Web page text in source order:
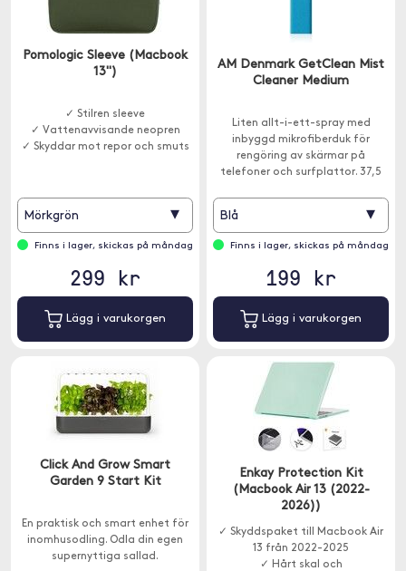
Pomologic Sleeve (Macbook
13")
✓ Stilren sleeve
✓ Vattenavvisande neopren
✓ Skyddar mot repor och smuts
Mörkgrön ▾
Finns i lager, skickas på måndag
299 kr
Lägg i varukorgen
AM Denmark GetClean Mist
Cleaner Medium
Liten allt-i-ett-spray med
inbyggd mikrofiberduk för
rengöring av skärmar på
telefoner och surfplattor. 37,5
Blå ▾
Finns i lager, skickas på måndag
199 kr
Lägg i varukorgen
Click And Grow Smart
Garden 9 Start Kit
En praktisk och smart enhet för
inomhusodling. Odla din egen
supernyttiga sallad.
Enkay Protection Kit
(Macbook Air 13 (2022-
2026))
✓ Skyddspaket till Macbook Air
13 från 2022-2025
✓ Hårt skal och